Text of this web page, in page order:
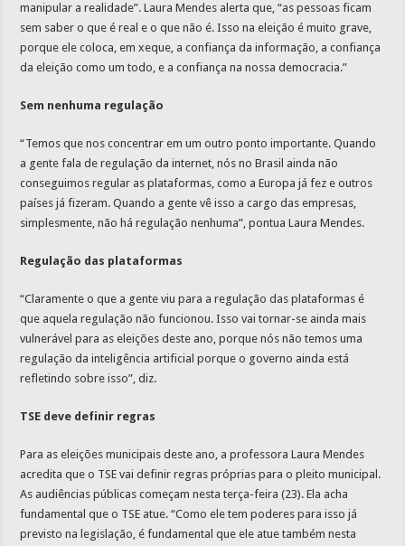
manipular a realidade”. Laura Mendes alerta que, “as pessoas ficam
sem saber o que é real e o que não é. Isso na eleição é muito grave,
porque ele coloca, em xeque, a confiança da informação, a confiança
da eleição como um todo, e a confiança na nossa democracia.”
Sem nenhuma regulação
“Temos que nos concentrar em um outro ponto importante. Quando
a gente fala de regulação da internet, nós no Brasil ainda não
conseguimos regular as plataformas, como a Europa já fez e outros
países já fizeram. Quando a gente vê isso a cargo das empresas,
simplesmente, não há regulação nenhuma”, pontua Laura Mendes.
Regulação das plataformas
“Claramente o que a gente viu para a regulação das plataformas é
que aquela regulação não funcionou. Isso vai tornar-se ainda mais
vulnerável para as eleições deste ano, porque nós não temos uma
regulação da inteligência artificial porque o governo ainda está
refletindo sobre isso”, diz.
TSE deve definir regras
Para as eleições municipais deste ano, a professora Laura Mendes
acredita que o TSE vai definir regras próprias para o pleito municipal.
As audiências públicas começam nesta terça-feira (23). Ela acha
fundamental que o TSE atue. “Como ele tem poderes para isso já
previsto na legislação, é fundamental que ele atue também nesta